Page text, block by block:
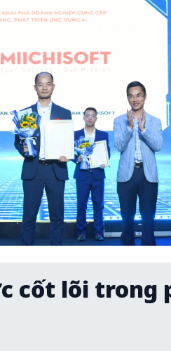
cốt lõi trong